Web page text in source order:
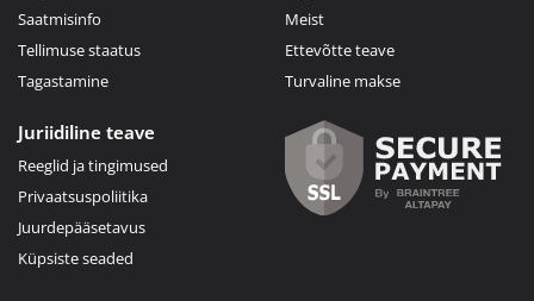
Saatmisinfo
Tellimuse staatus
Tagastamine
Meist
Ettevõtte teave
Turvaline makse
Juriidiline teave
Reeglid ja tingimused
Privaatsuspoliitika
Juurdepääsetavus
Küpsiste seaded